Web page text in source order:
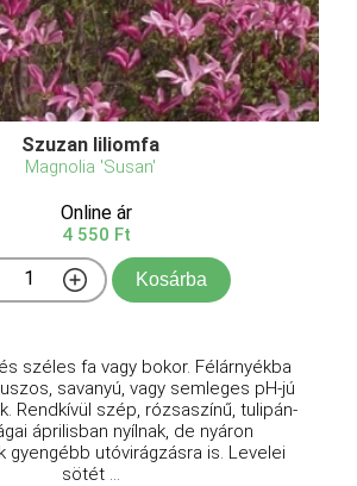
Szuzan liliomfa
Magnolia 'Susan'
Online ár
4 550 Ft
Kosárba
széles fa vagy bokor. Félárnyékba
savanyú, vagy semleges pH-jú
Rendkívül szép, rózsaszínű, tulipán-
áprilisban nyílnak, de nyáron
gyengébb utóvirágzásra is. Levelei
sötét ...